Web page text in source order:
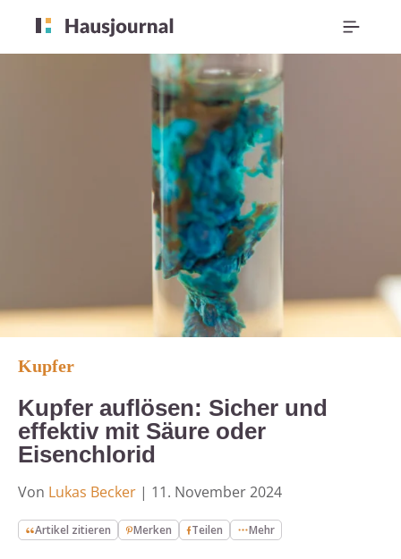
Kupfer
Kupfer auflösen: Sicher und
effektiv mit Säure oder
Eisenchlorid
Von Lukas Becker | 11. November 2024
Artikel zitieren Merken Teilen Mehr